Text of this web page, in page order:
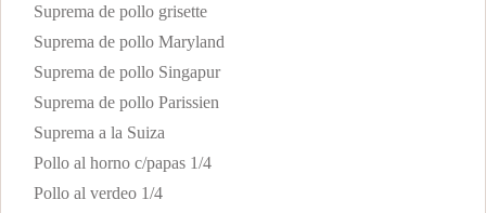
Suprema de pollo grisette
Suprema de pollo Maryland
Suprema de pollo Singapur
Suprema de pollo Parissien
Suprema a la Suiza
Pollo al horno c/papas 1/4
Pollo al verdeo 1/4